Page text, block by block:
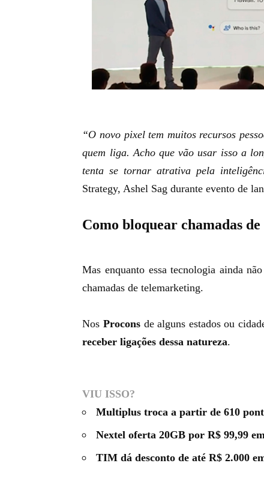
“O novo pixel tem muitos recursos
quem liga. Acho que vão usar isso a
tenta se tornar atrativa pela
Strategy, Ashel Sag durante evento de
Como bloquear chamadas
Mas enquanto essa tecnologia ainda
chamadas de telemarketing.
Nos Procons de alguns estados ou
receber ligações dessa natureza.
VIU ISSO?
Multiplus troca a partir de 610
Nextel oferta 20GB por R$ 99,99
TIM dá desconto de até R$ 2.000